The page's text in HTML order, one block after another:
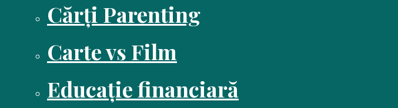
Cărți Parenting
Carte vs Film
Educație financiară